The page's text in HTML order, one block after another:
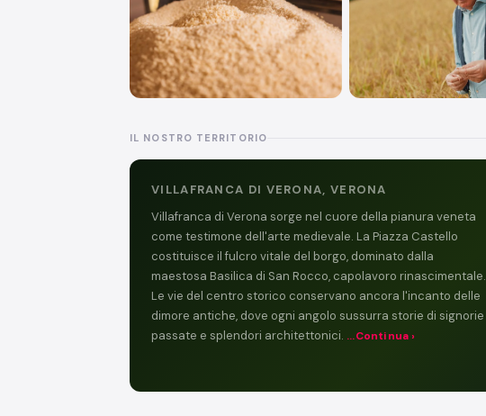
IL NOSTRO TERRITORIO
VILLAFRANCA DI VERONA, VERONA
Villafranca di Verona sorge nel cuore della pianura veneta
come testimone dell'arte medievale. La Piazza Castello
costituisce il fulcro vitale del borgo, dominato dalla
maestosa Basilica di San Rocco, capolavoro rinascimentale.
Le vie del centro storico conservano ancora l'incanto delle
dimore antiche, dove ogni angolo sussurra storie di signorie
passate e splendori architettonici. ...Continua ›